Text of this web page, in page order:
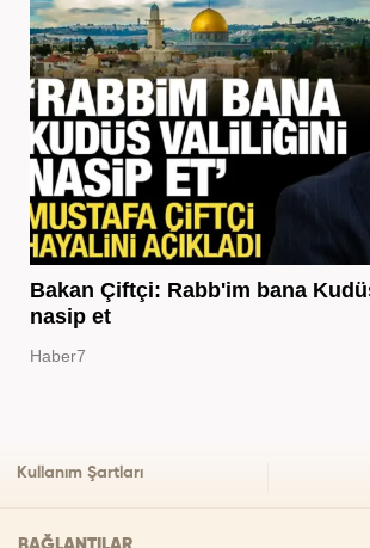
Bakan Çiftçi: Rabb'im bana
nasip et
Haber7
Kullanım Şartları